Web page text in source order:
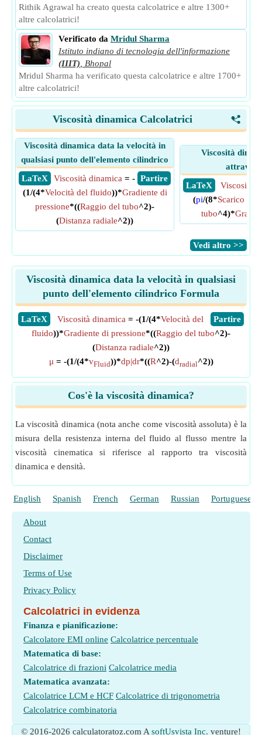
Rithik Agrawal ha creato questa calcolatrice e altre 1300+
altre calcolatrici!
Verificato da Mridul Sharma
Istituto indiano di tecnologia dell'informazione
(IIIT)
Bhopal
Mridul Sharma ha verificato questa calcolatrice e altre 1700+
altre calcolatrici!
<
Viscosità dinamica Calcolatrici
Viscosità dinamica data la velocità in
qualsiasi punto dell'elemento cilindrico
​ LaTeX
​ Partire
Viscosità dinamica = -
(1/(4*Velocità del fluido))*Gradiente di
pressione*((Raggio del tubo^2)-
(Distanza radiale^2))
Viscosità
​ LaTeX
Viscosità
(pi/(8*Scarico in
tubo^4)*
​Vedi altro >>
Viscosità dinamica data la velocità in qualsiasi
punto dell'elemento cilindrico Formula
​LaTeX ​Partire
Viscosità dinamica = -(1/(4*Velocità del
fluido))*Gradiente di pressione*((Raggio del tubo^2)-
(Distanza radiale^2))
μ = -(1/(4*vFluid))*dp|dr*((R^2)-(dradial^2))
Cos'è la viscosità dinamica?
La viscosità dinamica (nota anche come viscosità assoluta) è la
misura della resistenza interna del fluido al flusso mentre la
viscosità cinematica si riferisce al rapporto tra viscosità
dinamica e densità.
English Spanish French German Russian Portuguese
About
Contact
Disclaimer
Terms of Use
Privacy Policy
Calcolatrici in evidenza
Finanza e pianificazione:
Calcolatore EMI online Calcolatrice percentuale
Matematica di base:
Calcolatrice di frazioni Calcolatrice media
Matematica avanzata:
Calcolatrice LCM e HCF Calcolatrice di trigonometria
Calcolatrice combinatoria
© 2016-2026 calculatoratoz.com A softUsvista Inc. venture!